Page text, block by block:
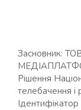
Засновник:
Рішення
телебачення